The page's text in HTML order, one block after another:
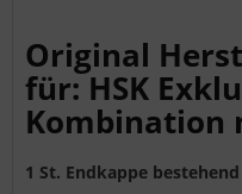
Original
für: HSK
Kombination
1 St. Endkappe bestehend